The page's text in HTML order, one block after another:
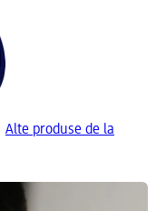
Alte produse de la